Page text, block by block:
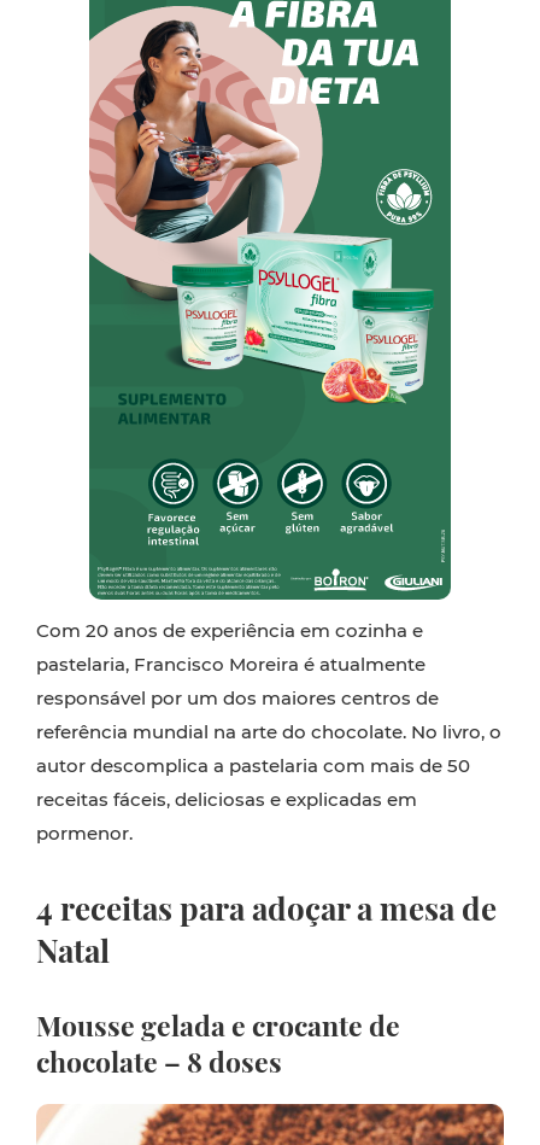
Com 20 anos de experiência em cozinha e
pastelaria, Francisco Moreira é atualmente
responsável por um dos maiores centros de
referência mundial na arte do chocolate. No livro, o
autor descomplica a pastelaria com mais de 50
receitas fáceis, deliciosas e explicadas em
pormenor.
4 receitas para adoçar a mesa de
Natal
Mousse gelada e crocante de
chocolate – 8 doses